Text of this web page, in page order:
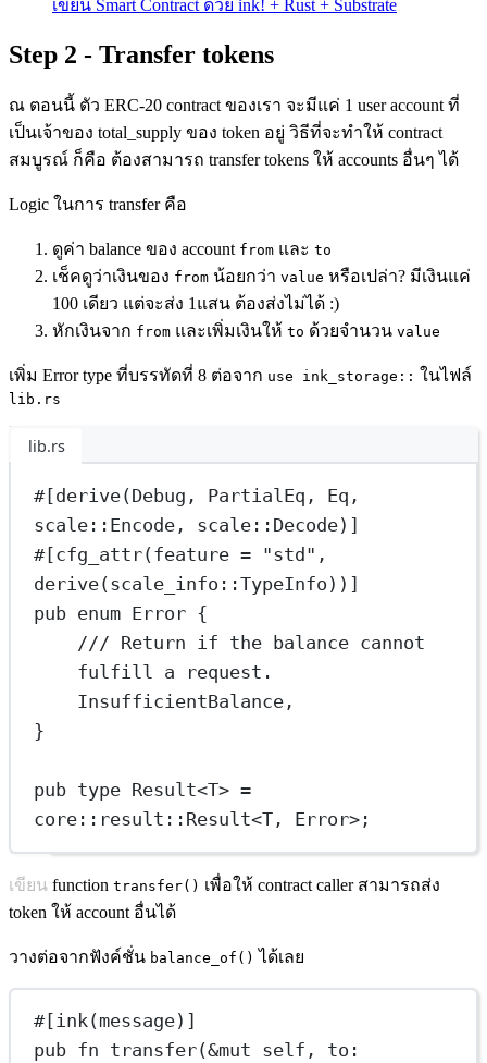
เขียน Smart Contract ด้วย ink! + Rust + Substrate
Step 2 - Transfer tokens
ณ ตอนนี้ ตัว ERC-20 contract ของเรา จะมีแค่ 1 user account ที่
เป็นเจ้าของ total_supply ของ token อยู่ วิธีที่จะทำให้ contract
สมบูรณ์ ก็คือ ต้องสามารถ transfer tokens ให้ accounts อื่นๆ ได้
Logic ในการ transfer คือ
ดูค่า balance ของ account from และ to
เช็คดูว่าเงินของ from น้อยกว่า value หรือเปล่า? มีเงินแค่
100 เดียว แต่จะส่ง 1แสน ต้องส่งไม่ได้ :)
หักเงินจาก from และเพิ่มเงินให้ to ด้วยจำนวน value
เพิ่ม Error type ที่บรรทัดที่ 8 ต่อจาก use ink_storage:: ในไฟล์
lib.rs
lib.rs
#[derive(Debug , PartialEq , Eq ,
scale :: Encode , scale :: Decode)]
#[cfg_attr(feature = "std" ,
derive(scale_info ::TypeInfo ))]
pub enum Error {
/// Return if the balance cannot
fulfill a request.
InsufficientBalance ,
}
pub type Result<T> =
core :: result :: Result<T , Error>;
เขียน function transfer() เพื่อให้ contract caller สามารถส่ง
token ให้ account อื่นได้
วางต่อจากฟังค์ชั่น balance_of() ได้เลย
#[ink(message)]
pub fn transfer(&mut self , to :